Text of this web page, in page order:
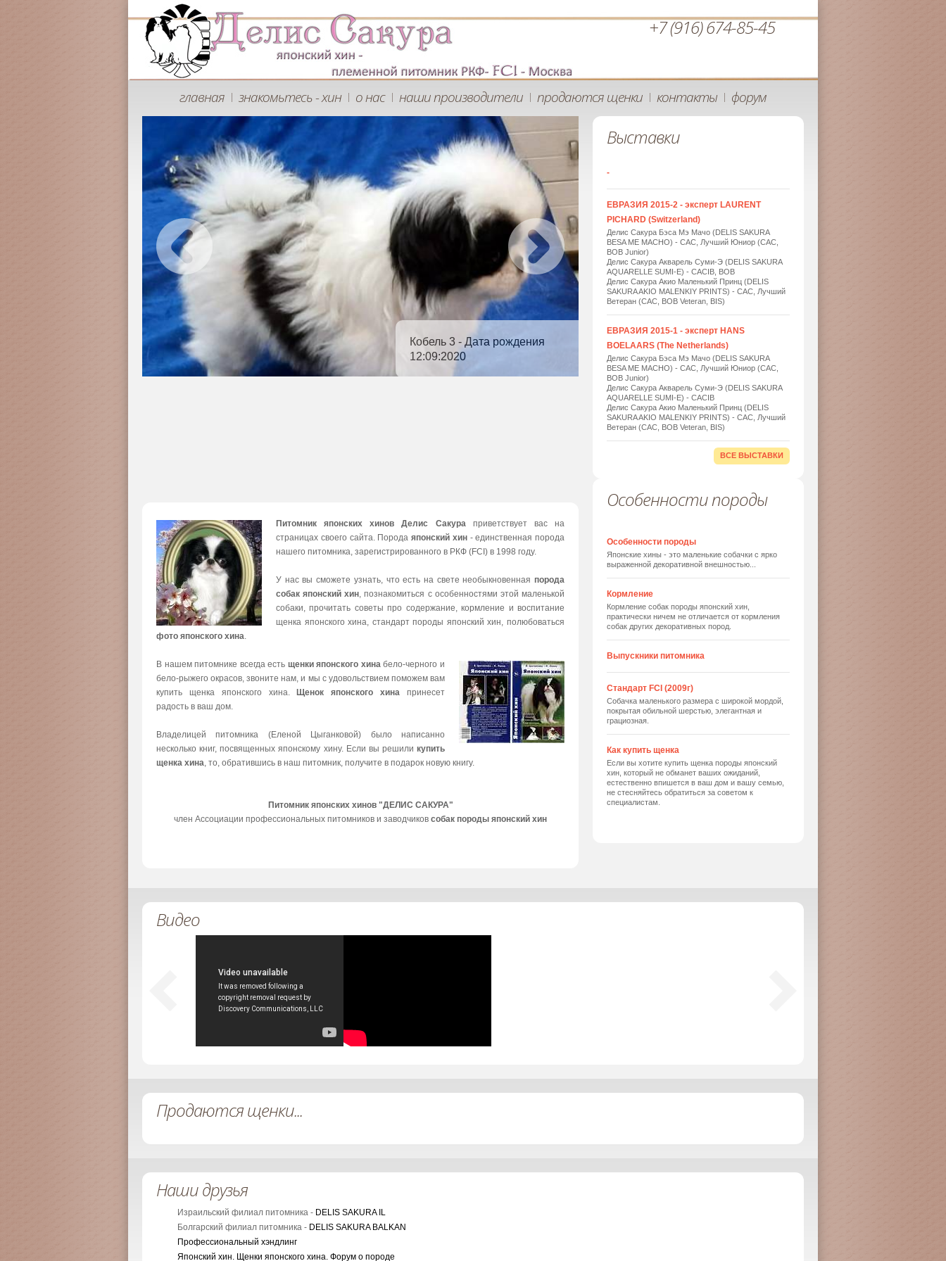
+7 (916) 674-85-45
главная | знакомьтесь - хин | о нас | наши производители | продаются щенки | контакты | форум
Кобель 3 - Дата рождения
12:09:2020
Выставки
-
ЕВРАЗИЯ 2015-2 - эксперт LAURENT
PICHARD (Switzerland)
Делис Сакура Бэса Мэ Мачо (DELIS SAKURA
BESA ME MACHO) - САС, Лучший Юниор (САС,
BOB Junior)
Делис Сакура Акварель Суми-Э (DELIS SAKURA
AQUARELLE SUMI-E) - САСIB, BOB
Делис Сакура Акио Маленький Принц (DELIS
SAKURA AKIO MALENKIY PRINTS) - САС, Лучший
Ветеран (САС, BOB Veteran, BIS)
ЕВРАЗИЯ 2015-1 - эксперт HANS
BOELAARS (The Netherlands)
Делис Сакура Бэса Мэ Мачо (DELIS SAKURA
BESA ME MACHO) - САС, Лучший Юниор (САС,
BOB Junior)
Делис Сакура Акварель Суми-Э (DELIS SAKURA
AQUARELLE SUMI-E) - САСIB
Делис Сакура Акио Маленький Принц (DELIS
SAKURA AKIO MALENKIY PRINTS) - САС, Лучший
Ветеран (САС, BOB Veteran, BIS)
ВСЕ ВЫСТАВКИ
Питомник японских хинов Делис Сакура приветствует вас на
страницах своего сайта. Порода японский хин- единственная порода
нашего питомника, зарегистрированного в РКФ (FCI) в 1998 году.
У нас вы сможете узнать, что есть на свете необыкновенная порода
собак японский хин, познакомиться с особенностями этой маленькой
собаки, прочитать советы про содержание, кормление и воспитание
щенка японского хина, стандарт породы японский хин, полюбоваться
фото японского хина.
В нашем питомнике всегда есть щенки японского хинабело-черного и
бело-рыжего окрасов, звоните нам, и мы с удовольствием поможем вам
купить щенка японского хина.
Щенок японского хина принесет
радость в ваш дом.
Владелицей питомника (Еленой Цыганковой) было написанно
несколько книг, посвященных японскому хину. Если вы решили купить
щенка хина, то, обратившись в наш питомник, получите в подарок новую книгу.
Питомник японских хинов "ДЕЛИС САКУРА"
член Ассоциации профессиональных питомников и заводчиков собак породы японский хин
Особенности породы
Особенности породы
Японские хины - это маленькие собачки с ярко
выраженной декоративной внешностью...
Кормление
Кормление собак породы японский хин,
практически ничем не отличается от кормления
собак других декоративных пород.
Выпускники питомника
Стандарт FCI (2009г)
Собачка маленького размера с широкой мордой,
покрытая обильной шерстью, элегантная и
грациозная.
Как купить щенка
Если вы хотите купить щенка породы японский
хин, который не обманет ваших ожиданий,
естественно впишется в ваш дом и вашу семью,
не стесняйтесь обратиться за советом к
специалистам.
Видео
Продаются щенки...
Наши друзья
Израильский филиал питомника - DELIS SAKURA IL
Болгарский филиал питомника - DELIS SAKURA BALKAN
Профессиональный хэндлинг
Японский хин. Щенки японского хина. Форум о породе